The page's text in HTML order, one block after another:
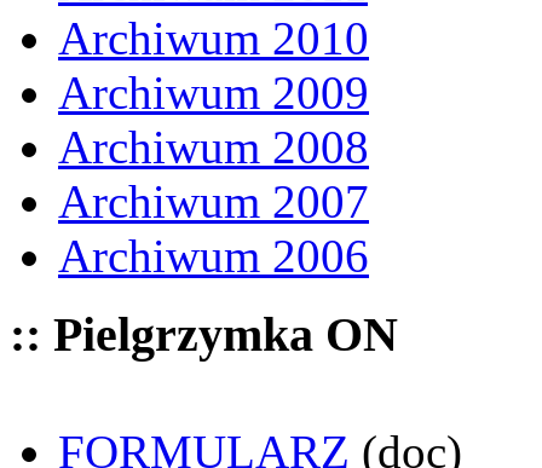
Archiwum 2010
Archiwum 2009
Archiwum 2008
Archiwum 2007
Archiwum 2006
:: Pielgrzymka ON
FORMULARZ (doc)